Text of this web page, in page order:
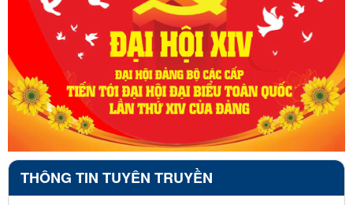
THÔNG TIN TUYÊN TRUYỀN